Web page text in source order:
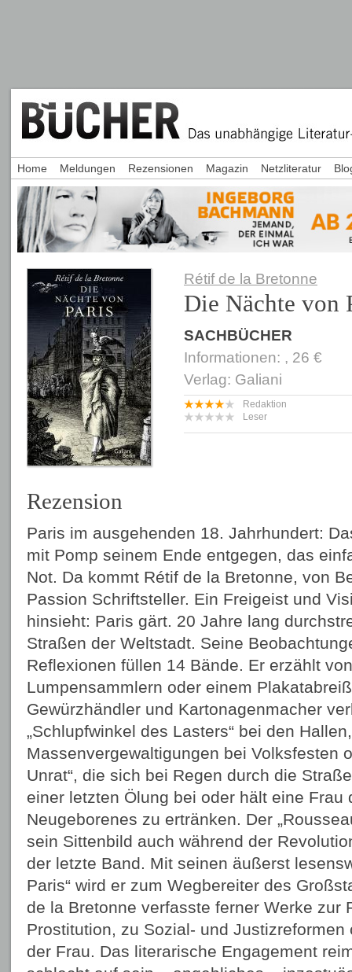
Rétif de la Bretonne
Die Nächte von
SACHBÜCHER
Informationen: , 26 €
Verlag: Galiani
Redaktion
Leser
Rezension
Paris im ausgehenden 18. Jahrhundert:
mit Pomp seinem Ende entgegen, das
Not. Da kommt Rétif de la Bretonne, von
Passion Schriftsteller. Ein Freigeist und
hinsieht: Paris gärt. 20 Jahre lang
Straßen der Weltstadt. Seine
Reflexionen füllen 14 Bände. Er erzählt
Lumpensammlern oder einem
Gewürzhändler und Kartonagenmacher
„Schlupfwinkel des Lasters“ bei den Hallen,
Massenvergewaltigungen bei Volksfesten
Unrat“, die sich bei Regen durch die
einer letzten Ölung bei oder hält eine Frau
Neugeborenes zu ertränken. Der
sein Sittenbild auch während der
der letzte Band. Mit seinen äußerst
Paris“ wird er zum Wegbereiter des
de la Bretonne verfasste ferner Werke zur
Prostitution, zu Sozial- und
der Frau. Das literarische Engagement
Home Meldungen Rezensionen Magazin Netzliteratur